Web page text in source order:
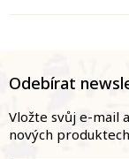
a
Odebírat
Vložte svůj e-mail
nových